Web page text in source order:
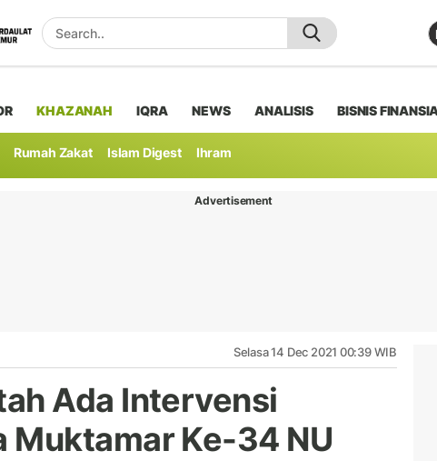
KHAZANAH IQRA NEWS ANALISIS BISNIS
Rumah Zakat Islam Digest Ihram
Advertisement
Selasa 14 Dec 2021 00:39 WIB
Ada Intervensi
Muktamar Ke-34 NU